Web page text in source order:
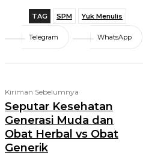
TAG SPM Yuk Menulis
Telegram WhatsApp
Kiriman Sebelumnya
Seputar Kesehatan
Generasi Muda dan
Obat Herbal vs Obat
Generik